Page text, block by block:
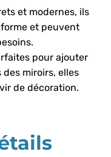
et modernes, ils
et peuvent
pour ajouter
miroirs, elles
de décoration.